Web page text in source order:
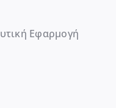
Εφαρμογή